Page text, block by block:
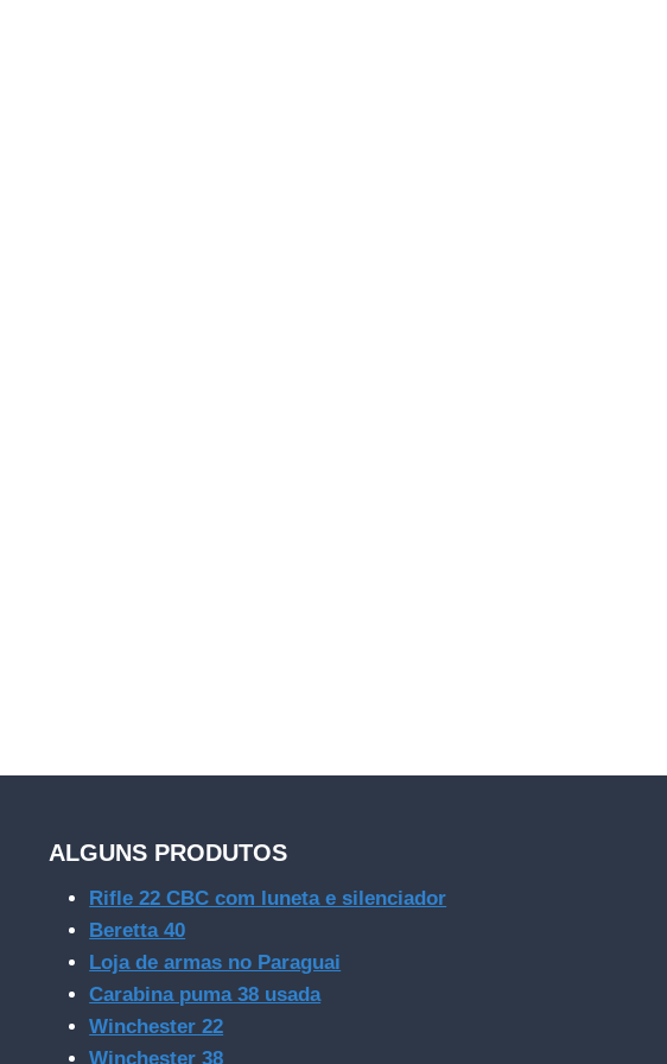
ALGUNS PRODUTOS
Rifle 22 CBC com luneta e silenciador
Beretta 40
Loja de armas no Paraguai
Carabina puma 38 usada
Winchester 22
Winchester 38